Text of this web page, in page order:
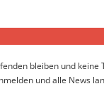
bleiben und keine
und alle News